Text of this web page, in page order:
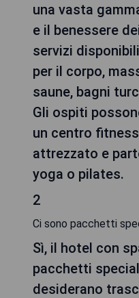
una vasta
e il benessere
servizi
per il corpo,
saune, bagni
Gli ospiti
un centro
attrezzato e
yoga o pilates.
2
Ci sono pacchetti
Sì, il hotel con
pacchetti
desiderano